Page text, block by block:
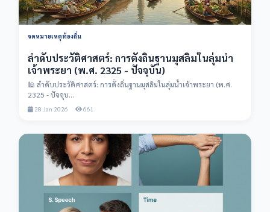
จดหมายเหตุท้องถิ่น
ลำดับประวัติศาสตร์: การตั้งถิ่นฐานมุสลิมในลุ่มน้ำ
เจ้าพระยา (พ.ศ. 2325 - ปัจจุบัน)
🕌 ลำดับประวัติศาสตร์: การตั้งถิ่นฐานมุสลิมในลุ่มน้ำเจ้าพระยา (พ.ศ.
2325 - ปัจจุบ...
28 Jan 2026 661